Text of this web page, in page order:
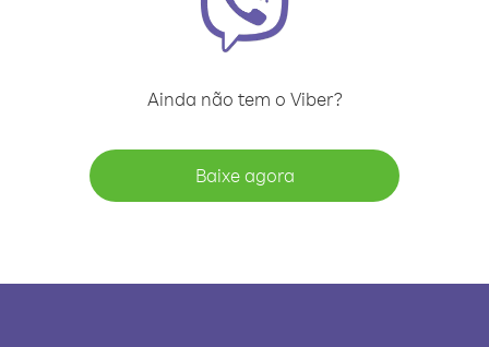
Ainda não tem o Viber?
Baixe agora